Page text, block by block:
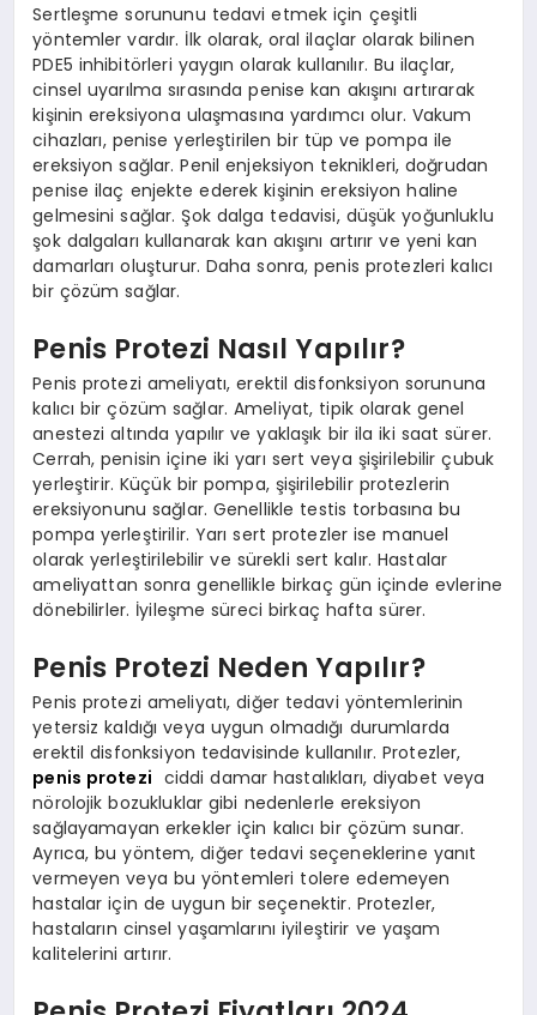
Sertleşme sorununu tedavi etmek için çeşitli
yöntemler vardır. İlk olarak, oral ilaçlar olarak bilinen
PDE5 inhibitörleri yaygın olarak kullanılır. Bu ilaçlar,
cinsel uyarılma sırasında penise kan akışını artırarak
kişinin ereksiyona ulaşmasına yardımcı olur. Vakum
cihazları, penise yerleştirilen bir tüp ve pompa ile
ereksiyon sağlar. Penil enjeksiyon teknikleri, doğrudan
penise ilaç enjekte ederek kişinin ereksiyon haline
gelmesini sağlar. Şok dalga tedavisi, düşük yoğunluklu
şok dalgaları kullanarak kan akışını artırır ve yeni kan
damarları oluşturur. Daha sonra, penis protezleri kalıcı
bir çözüm sağlar.
Penis Protezi Nasıl Yapılır?
Penis protezi ameliyatı, erektil disfonksiyon sorununa
kalıcı bir çözüm sağlar. Ameliyat, tipik olarak genel
anestezi altında yapılır ve yaklaşık bir ila iki saat sürer.
Cerrah, penisin içine iki yarı sert veya şişirilebilir çubuk
yerleştirir. Küçük bir pompa, şişirilebilir protezlerin
ereksiyonunu sağlar. Genellikle testis torbasına bu
pompa yerleştirilir. Yarı sert protezler ise manuel
olarak yerleştirilebilir ve sürekli sert kalır. Hastalar
ameliyattan sonra genellikle birkaç gün içinde evlerine
dönebilirler. İyileşme süreci birkaç hafta sürer.
Penis Protezi Neden Yapılır?
Penis protezi ameliyatı, diğer tedavi yöntemlerinin
yetersiz kaldığı veya uygun olmadığı durumlarda
erektil disfonksiyon tedavisinde kullanılır. Protezler,
penis protezi ciddi damar hastalıkları, diyabet veya
nörolojik bozukluklar gibi nedenlerle ereksiyon
sağlayamayan erkekler için kalıcı bir çözüm sunar.
Ayrıca, bu yöntem, diğer tedavi seçeneklerine yanıt
vermeyen veya bu yöntemleri tolere edemeyen
hastalar için de uygun bir seçenektir. Protezler,
hastaların cinsel yaşamlarını iyileştirir ve yaşam
kalitelerini artırır.